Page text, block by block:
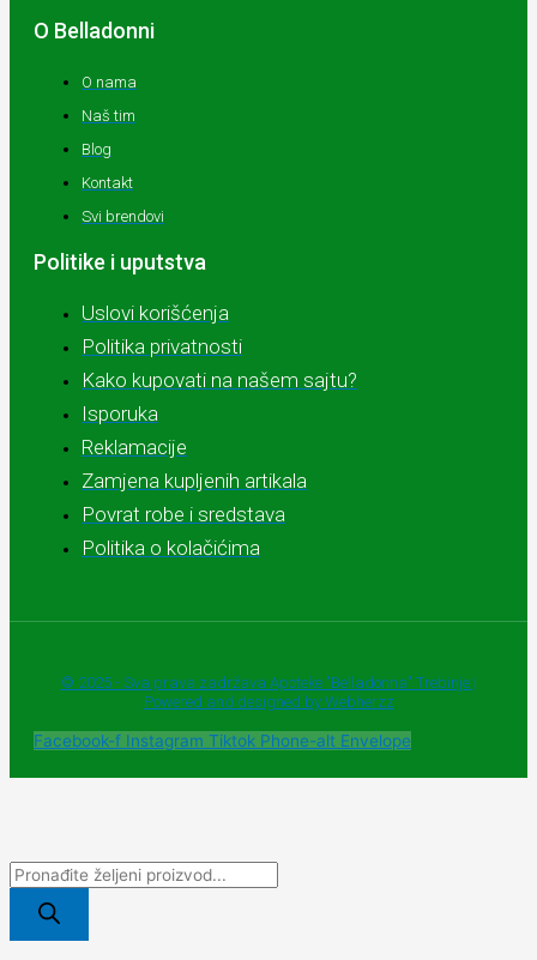
O Belladonni
O nama
Naš tim
Blog
Kontakt
Svi brendovi
Politike i uputstva
Uslovi korišćenja
Politika privatnosti
Kako kupovati na našem sajtu?
Isporuka
Reklamacije
Zamjena kupljenih artikala
Povrat robe i sredstava
Politika o kolačićima
© 2025 - Sva prava zadržava Apoteke "Belladonna" Trebinje |
Powered and designed by Webherzz
Facebook-f Instagram Tiktok Phone-alt Envelope